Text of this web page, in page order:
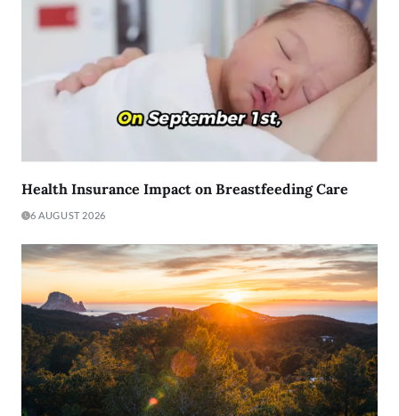
Health Insurance Impact on Breastfeeding Care
6 AUGUST 2026